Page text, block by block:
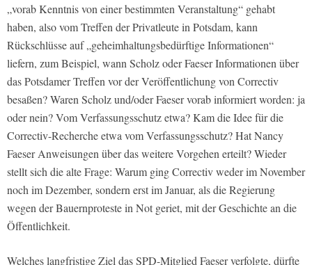
„vorab Kenntnis von einer bestimmten Veranstaltung“ gehabt
haben, also vom Treffen der Privatleute in Potsdam, kann
Rückschlüsse auf „geheimhaltungsbedürftige Informationen“
liefern, zum Beispiel, wann Scholz oder Faeser Informationen über
das Potsdamer Treffen vor der Veröffentlichung von Correctiv
besaßen? Waren Scholz und/oder Faeser vorab informiert worden: ja
oder nein? Vom Verfassungsschutz etwa? Kam die Idee für die
Correctiv-Recherche etwa vom Verfassungsschutz? Hat Nancy
Faeser Anweisungen über das weitere Vorgehen erteilt? Wieder
stellt sich die alte Frage: Warum ging Correctiv weder im November
noch im Dezember, sondern erst im Januar, als die Regierung
wegen der Bauernproteste in Not geriet, mit der Geschichte an die
Öffentlichkeit.
Welches langfristige Ziel das SPD-Mitglied Faeser verfolgte, dürfte